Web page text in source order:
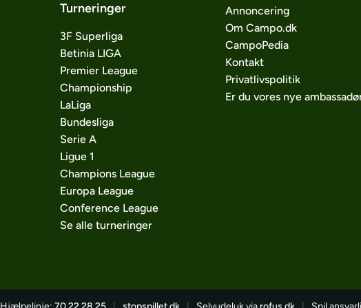
Turneringer
3F Superliga
Betinia LIGA
Premier League
Championship
LaLiga
Bundesliga
Serie A
Ligue 1
Champions League
Europa League
Conference League
Se alle turneringer
Annoncering
Om Campo.dk
CampoPedia
Kontakt
Privatlivspolitik
Er du vores nye